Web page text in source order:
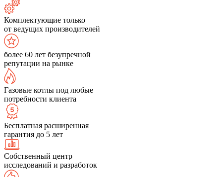
Комплектующие только
от ведущих производителей
более 60 лет безупречной
репутации на рынке
Газовые котлы под любые
потребности клиента
Бесплатная расширенная
гарантия до 5 лет
Собственный центр
исследований и разработок